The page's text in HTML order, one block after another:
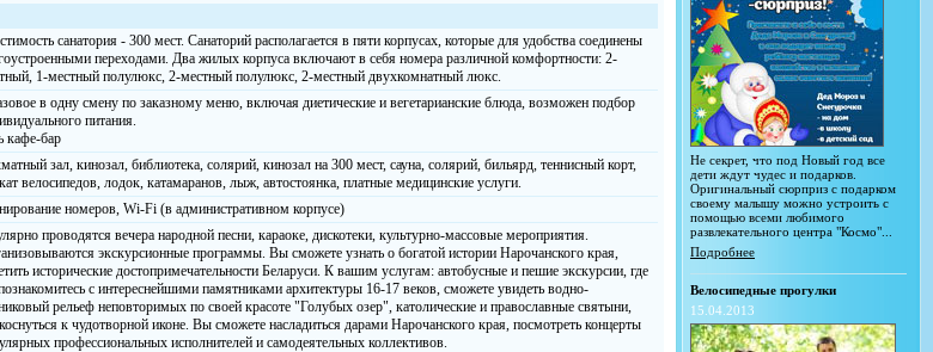
санатория - 300 мест. Санаторий располагается в пяти корпусах, которые для удобства соединены
переходами. Два жилых корпуса включают в себя номера различной комфортности: 2-
1-местный полулюкс, 2-местный полулюкс, 2-местный двухкомнатный люкс.
в одну смену по заказному меню, включая диетические и вегетарианские блюда, возможен подбор
питания.
кафе-бар
зал, кинозал, библиотека, солярий, кинозал на 300 мест, сауна, солярий, бильярд, теннисный корт,
велосипедов, лодок, катамаранов, лыж, автостоянка, платные медицинские услуги.
номеров, Wi-Fi (в административном корпусе)
проводятся вечера народной песни, караоке, дискотеки, культурно-массовые мероприятия.
экскурсионные программы. Вы сможете узнать о богатой истории Нарочанского края,
исторические достопримечательности Беларуси. К вашим услугам: автобусные и пешие экскурсии, где
с интереснейшими памятниками архитектуры 16-17 веков, сможете увидеть водно-
рельеф неповторимых по своей красоте "Голубых озер", католические и православные святыни,
к чудотворной иконе. Вы сможете насладиться дарами Нарочанского края, посмотреть концерты
профессиональных исполнителей и самодеятельных коллективов.
Не секрет, что под Новый год все
дети ждут чудес и подарков.
Оригинальный сюрприз с подарком
своему малышу можно устроить с
помощью всеми любимого
развлекательного центра "Космо"...
Подробнее
Велосипедные прогулки
15.04.2013